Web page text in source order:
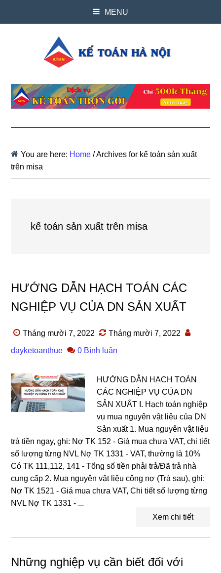
MENU
You are here: Home /Archives for kế toán sản xuất
trên misa
kế toán sản xuất trên misa
HƯỚNG DẪN HẠCH TOÁN CÁC
NGHIỆP VỤ CỦA DN SẢN XUẤT
Tháng mười 7, 2022 Tháng mười 7, 2022
dayketoanthue 0 Bình luận
HƯỚNG DẪN HẠCH TOÁN
CÁC NGHIỆP VỤ CỦA DN
SẢN XUẤT I. Hạch toán nghiệp
vụ mua nguyên vật liệu của DN
Sản xuất 1. Mua nguyên vật liệu
trả tiền ngay, ghi: Nợ TK 152 - Giá mua chưa VAT, chi tiết
số lượng từng NVL Nợ TK 1331 - VAT, thường là 10%
Có TK 111,112, 141 - Tổng số tiền phải trả/Đã trả nhà
cung cấp 2. Mua nguyên vật liệu công nợ (Trả sau), ghi:
Nợ TK 1521 - Giá mua chưa VAT, Chi tiết số lượng từng
NVL Nợ TK 1331 - ...
Xem chi tiết
Những nghiệp vụ cần biết đối với